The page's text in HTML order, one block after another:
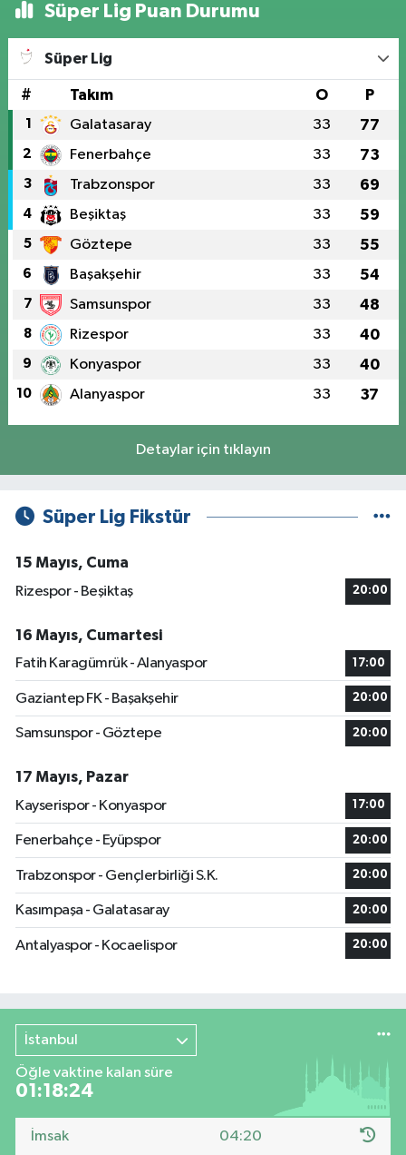
Süper Lig Puan Durumu
Süper Lig
# Takım O P
1 Galatasaray 33 77
2 Fenerbahçe 33 73
3 Trabzonspor 33 69
4 Beşiktaş 33 59
5 Göztepe 33 55
6 Başakşehir 33 54
7 Samsunspor 33 48
8 Rizespor 33 40
9 Konyaspor 33 40
10 Alanyaspor 33 37
Detaylar için tıklayın
Süper Lig Fikstür
15 Mayıs, Cuma
Rizespor - Beşiktaş
20:00
16 Mayıs, Cumartesi
Fatih Karagümrük - Alanyaspor
17:00
Gaziantep FK - Başakşehir 20:00
Samsunspor - Göztepe 20:00
17 Mayıs, Pazar
Kayserispor - Konyaspor
17:00
Fenerbahçe - Eyüpspor 20:00
Trabzonspor - Gençlerbirliği S.K. 20:00
Kasımpaşa - Galatasaray 20:00
Antalyaspor - Kocaelispor 20:00
İstanbul
Öğle vaktine kalan süre
01:18:23
İmsak 04:20